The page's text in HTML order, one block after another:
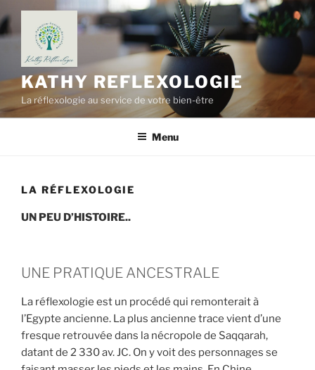
Aller
au
contenu
principal
KATHY REFLEXOLOGIE
La réflexologie au service de votre bien-être
Menu
LA RÉFLEXOLOGIE
UN PEU D’HISTOIRE..
UNE PRATIQUE ANCESTRALE
La réflexologie est un procédé qui remonterait à
l’Egypte ancienne. La plus ancienne trace vient d’une
fresque retrouvée dans la nécropole de Saqqarah,
datant de 2 330 av. JC. On y voit des personnages se